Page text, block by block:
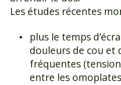
Les études récentes
plus le temps
douleurs de cou et
fréquentes
entre les